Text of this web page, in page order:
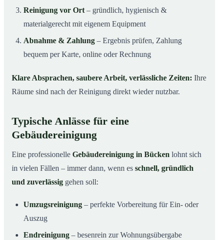
Reinigung vor Ort – gründlich, hygienisch &
materialgerecht mit eigenem Equipment
Abnahme & Zahlung – Ergebnis prüfen, Zahlung
bequem per Karte, online oder Rechnung
Klare Absprachen, saubere Arbeit, verlässliche Zeiten: Ihre
Räume sind nach der Reinigung direkt wieder nutzbar.
Typische Anlässe für eine
Gebäudereinigung
Eine professionelle Gebäudereinigung in Bücken lohnt sich
in vielen Fällen – immer dann, wenn es schnell, gründlich
und zuverlässig gehen soll:
Umzugsreinigung – perfekte Vorbereitung für Ein- oder
Auszug
Endreinigung – besenrein zur Wohnungsübergabe